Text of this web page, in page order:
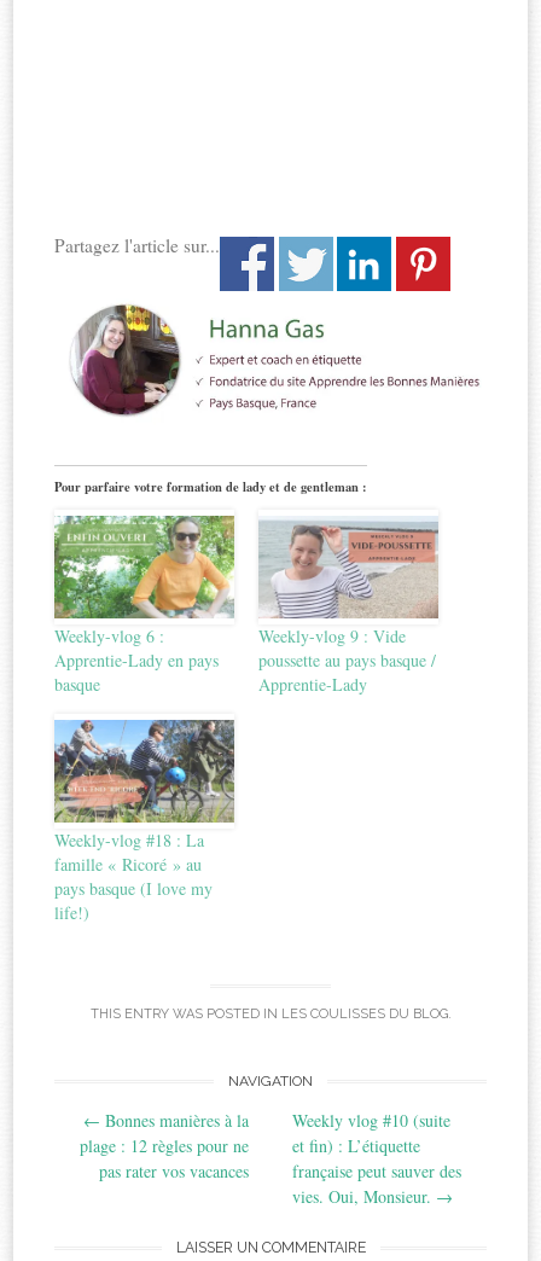
Partagez l'article sur...
Pour parfaire votre formation de lady et de gentleman :
Weekly-vlog 6 :
Apprentie-Lady en pays
basque
Weekly-vlog 9 : Vide
poussette au pays basque /
Apprentie-Lady
Weekly-vlog #18 : La
famille « Ricoré » au
pays basque (I love my
life!)
THIS ENTRY WAS POSTED IN LES COULISSES DU BLOG.
navigation
NAVIGATION
← Bonnes manières à la
plage : 12 règles pour ne
pas rater vos vacances
Weekly vlog #10 (suite
et fin) : L’étiquette
française peut sauver des
vies. Oui, Monsieur. →
LAISSER UN COMMENTAIRE